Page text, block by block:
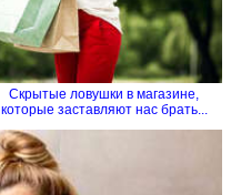
Скрытые ловушки в магазине,
которые заставляют нас брать...